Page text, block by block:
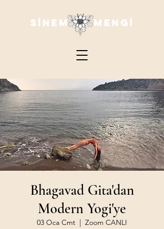
SİNEM MENGİ
Bhagavad Gita'dan
Modern Yogi'ye
03 Oca Cmt
  |
Zoom CANLI